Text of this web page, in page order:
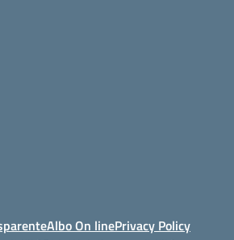
Albo On linePrivacy Policy